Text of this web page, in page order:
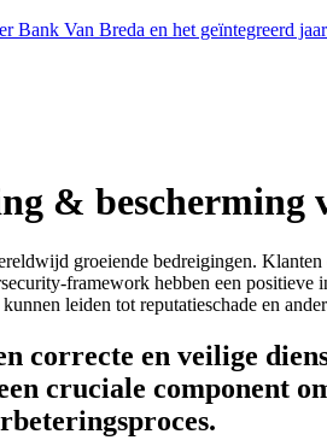
Bank Van Breda en het geïntegreerd
& bescherming
groeiende bedreigingen. Klanten
framework hebben een
leiden tot reputatieschade en
correcte en veilige
cruciale component